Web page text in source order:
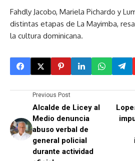
Fahdly Jacobo, Mariela Pichardo y
distintas etapas de La Mayimba,
la cultura dominicana.
Previous Post
Alcalde de Licey al
Medio denuncia
abuso verbal de
general policial
durante actividad